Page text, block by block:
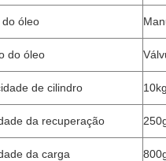
do óleo
do óleo
de cilindro
da recuperação
da carga